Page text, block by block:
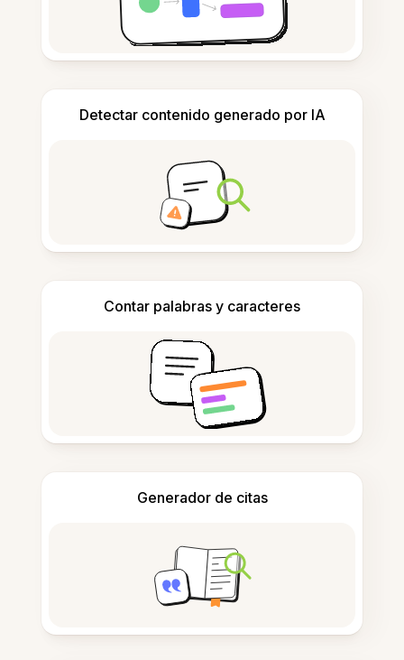
Detectar contenido generado por IA
Contar palabras y caracteres
Generador de citas